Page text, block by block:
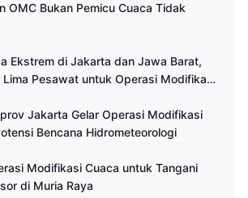
OMC Bukan Pemicu Cuaca Tidak
Ekstrem di Jakarta dan Jawa Barat,
Lima Pesawat untuk Operasi Modifikasi
Jakarta Gelar Operasi Modifikasi
Bencana Hidrometeorologi
Modifikasi Cuaca untuk Tangani
di Muria Raya